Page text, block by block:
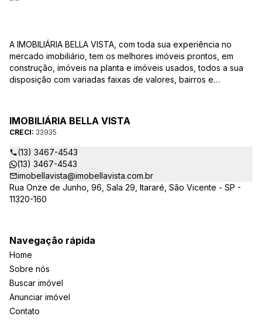
A IMOBILIÁRIA BELLA VISTA, com toda sua experiência no
mercado imobiliário, tem os melhores imóveis prontos, em
construção, imóveis na planta e imóveis usados, todos a sua
disposição com variadas faixas de valores, bairros e
ao CRECI-EE – estarão sempre prontos para responder-lhe
todas as suas dúvidas sobre casas, apartamentos, terrenos,
salas comerciais e outros produtos imobiliários.
IMOBILIÁRIA BELLA VISTA
CRECI: 33935
(13) 3467-4543
(13) 3467-4543
imobellavista@imobellavista.com.br
Rua Onze de Junho, 96, Sala 29, Itararé, São Vicente - SP -
11320-160
Navegação rápida
Home
Sobre nós
Buscar imóvel
Anunciar imóvel
Contato